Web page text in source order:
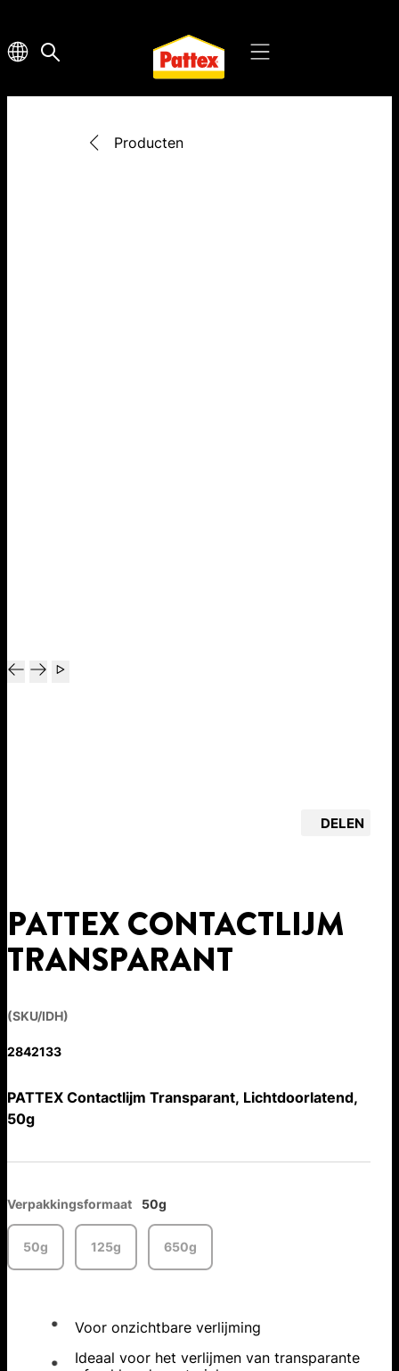
Producten
DELEN
PATTEX CONTACTLIJM
TRANSPARANT
(SKU/IDH)
2842133
PATTEX Contactlijm Transparant, Lichtdoorlatend,
50g
Verpakkingsformaat 50g
50g 125g 650g
Voor onzichtbare verlijming
Ideaal voor het verlijmen van transparante